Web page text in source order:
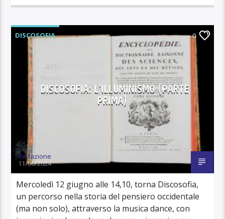
DISCOSOFIA 0
DISCOSOFIA: L’ILLUMINISMO (PARTE
PRIMA)
Redazione
11/06/2024
Mercoledì 12 giugno alle 14,10, torna Discosofia,
un percorso nella storia del pensiero occidentale
(ma non solo), attraverso la musica dance, con